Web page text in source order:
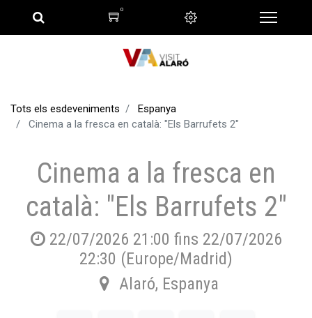
0
Tots els esdeveniments
Espanya
Cinema a la fresca en català: "Els Barrufets 2"
Cinema a la fresca en
català: "Els Barrufets 2"
22/07/2026 21:00 fins 22/07/2026
22:30 (Europe/Madrid)
Alaró, Espanya